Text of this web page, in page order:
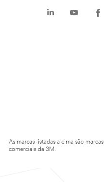
As marcas listadas a cima são marcas
comerciais da 3M.